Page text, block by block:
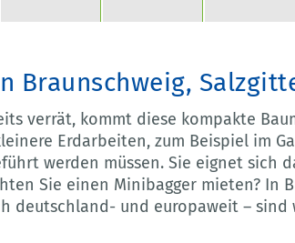
Braunschweig,
verrät, kommt diese kompakte
Erdarbeiten, zum Beispiel im
werden müssen. Sie eignet sich
Sie einen Minibagger mieten? In
deutschland- und europaweit – sind